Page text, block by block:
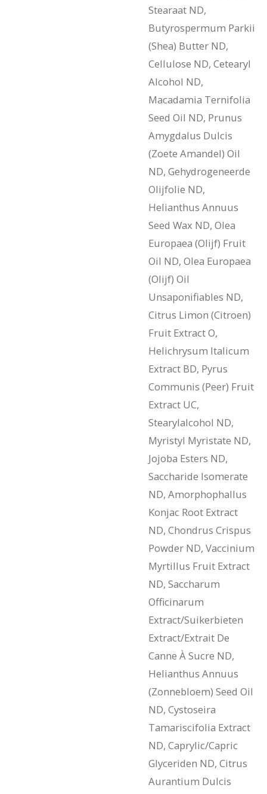
Stearaat ND,
Butyrospermum Parkii
(Shea) Butter ND,
Cellulose ND, Cetearyl
Alcohol ND,
Macadamia Ternifolia
Seed Oil ND, Prunus
Amygdalus Dulcis
(Zoete Amandel) Oil
ND, Gehydrogeneerde
Olijfolie ND,
Helianthus Annuus
Seed Wax ND, Olea
Europaea (Olijf) Fruit
Oil ND, Olea Europaea
(Olijf) Oil
Unsaponifiables ND,
Citrus Limon (Citroen)
Fruit Extract O,
Helichrysum Italicum
Extract BD, Pyrus
Communis (Peer) Fruit
Extract UC,
Stearylalcohol ND,
Myristyl Myristate ND,
Jojoba Esters ND,
Saccharide Isomerate
ND, Amorphophallus
Konjac Root Extract
ND, Chondrus Crispus
Powder ND, Vaccinium
Myrtillus Fruit Extract
ND, Saccharum
Officinarum
Extract/Suikerbieten
Extract/Extrait De
Canne À Sucre ND,
Helianthus Annuus
(Zonnebloem) Seed Oil
ND, Cystoseira
Tamariscifolia Extract
ND, Caprylic/Capric
Glyceriden ND, Citrus
Aurantium Dulcis